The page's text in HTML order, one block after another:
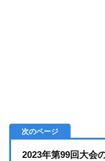
2023年第99回大会